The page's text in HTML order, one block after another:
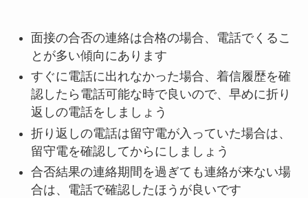
面接の合否の連絡は合格の場合、電話でくるこ
とが多い傾向にあります
すぐに電話に出れなかった場合、着信履歴を確
認したら電話可能な時で良いので、早めに折り
返しの電話をしましょう
折り返しの電話は留守電が入っていた場合は、
留守電を確認してからにしましょう
合否結果の連絡期間を過ぎても連絡が来ない場
合は、電話で確認したほうが良いです